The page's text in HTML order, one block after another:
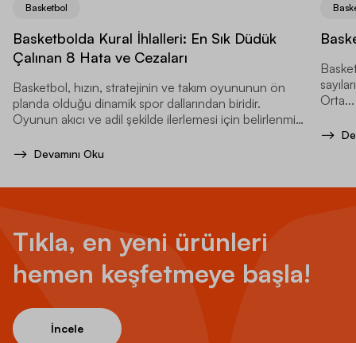
Basketbol
Basketbolda Kural İhlalleri: En Sık Düdük
Çalınan 8 Hata ve Cezaları
Basketbol, hızın, stratejinin ve takım oyununun ön
planda olduğu dinamik spor dallarından biridir.
Oyunun akıcı ve adil şekilde ilerlemesi için belirlenmiş
Devamını Oku
Orta...
Tıkla, en yeni ürünleri
hemen keşfetmeye başla!
İncele